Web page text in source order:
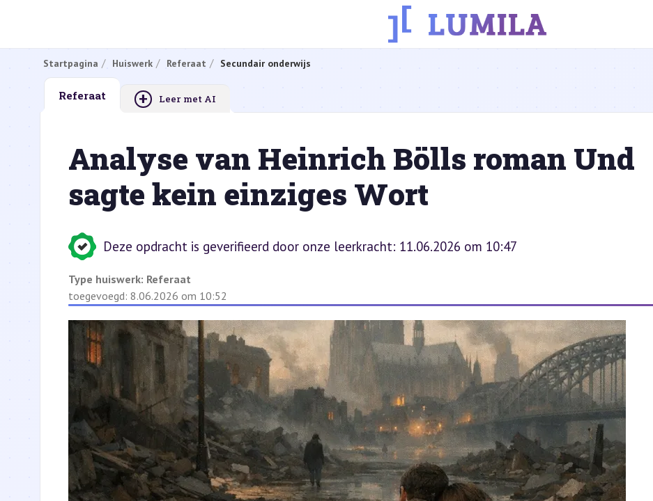
Startpagina Huiswerk Referaat Secundair onderwijs
Referaat + Leer met AI
Analyse van Heinrich Bölls roman Und
sagte kein einziges Wort
Deze opdracht is geverifieerd door onze leerkracht: 11.06.2026 om 10:47
Type huiswerk: Referaat
toegevoegd: 8.06.2026 om 10:52